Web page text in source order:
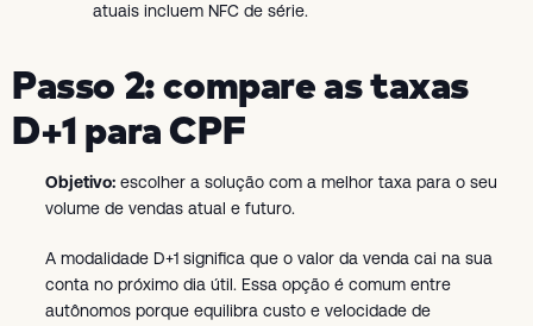
atuais incluem NFC de série.
Passo 2: compare as taxas
D+1 para CPF
Objetivo: escolher a solução com a melhor taxa para o seu
volume de vendas atual e futuro.
A modalidade D+1 significa que o valor da venda cai na sua
conta no próximo dia útil. Essa opção é comum entre
autônomos porque equilibra custo e velocidade de